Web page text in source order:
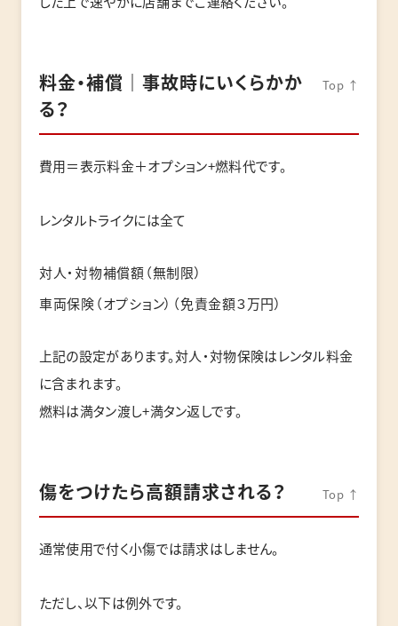
料金・補償｜事故時にいくらかか
る？
Top ↑
費用＝表示料金＋オプション+燃料代です。
レンタルトライクには全て
対人・対物補償額（無制限）
車両保険（オプション）（免責金額３万円）
上記の設定があります。対人・対物保険はレンタル料金
に含まれます。
燃料は満タン渡し+満タン返しです。
傷をつけたら高額請求される？ Top ↑
通常使用で付く小傷では請求はしません。
ただし、以下は例外です。